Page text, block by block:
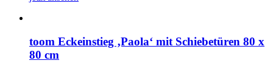
toom Eckeinstieg ‚Paola‘ mit Schiebetüren 80 x
80 cm